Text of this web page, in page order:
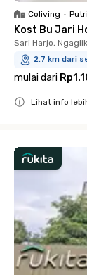
Coliving • Putri
Kost Bu Jari
Sari Harjo, Ngaglik
2.7 km dari
mulai dari
Lihat info